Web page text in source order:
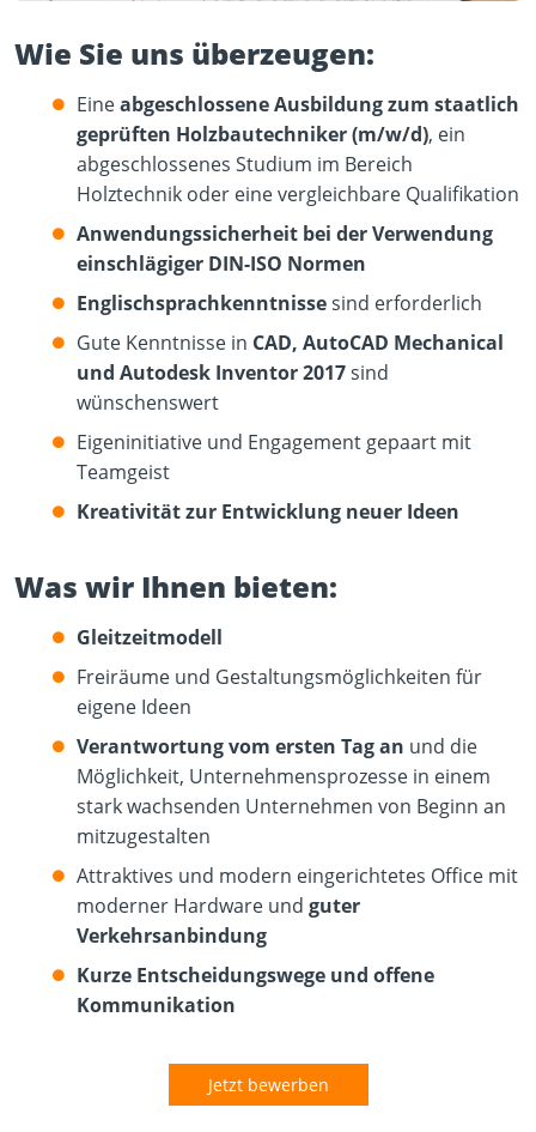
Wie Sie uns überzeugen:
Eineabgeschlossene Ausbildung zum staatlich
geprüften Holzbautechniker (m/w/d), ein
abgeschlossenes Studium im Bereich
Holztechnik oder eine vergleichbare Qualifikation
Anwendungssicherheit bei der Verwendung
einschlägiger DIN-ISO Normen
Englischsprachkenntnissesind erforderlich
Gute Kenntnisse in CAD, AutoCAD Mechanical
und Autodesk Inventor 2017sind
wünschenswert
Eigeninitiative und Engagement gepaart mit
Teamgeist
Kreativität zur Entwicklung neuer Ideen
Was wir Ihnen bieten:
Gleitzeitmodell
Freiräume und Gestaltungsmöglichkeiten für
eigene Ideen
Verantwortung vom ersten Tag an und die
Möglichkeit, Unternehmensprozesse in einem
stark wachsenden Unternehmen von Beginn an
mitzugestalten
Attraktives und modern eingerichtetes Office mit
moderner Hardware und guter
Verkehrsanbindung
Kurze Entscheidungswege und offene
Kommunikation
Jetzt bewerben